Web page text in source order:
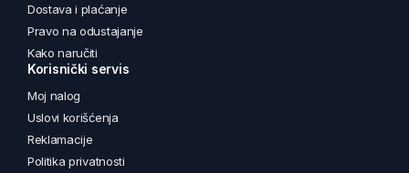
Dostava i plaćanje
Pravo na odustajanje
Kako naručiti
Korisnički servis
Moj nalog
Uslovi korišćenja
Reklamacije
Politika privatnosti